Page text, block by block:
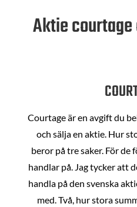
Aktie
Courtage är en avgift du
och sälja en aktie. Hur
beror på tre saker. För de
handlar på. Jag tycker att
handla på den svenska
med. Två, hur stora